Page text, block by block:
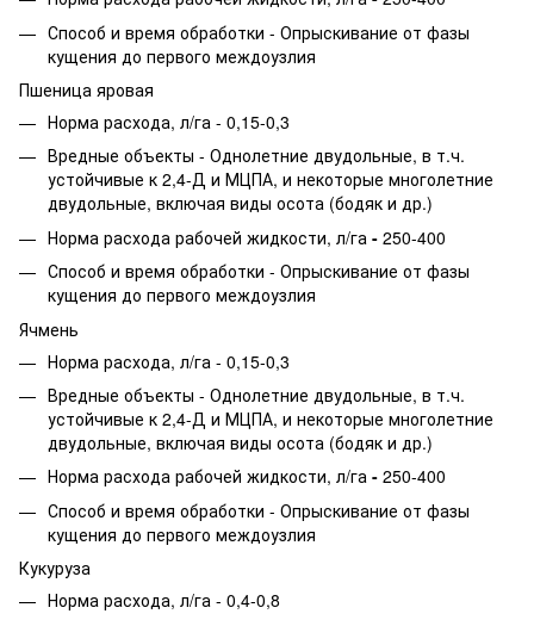
Способ и время обработки - Опрыскивание от фазы
кущения до первого междоузлия
Пшеница яровая
Норма расхода, л/га - 0,15-0,3
Вредные объекты - Однолетние двудольные, в т.ч.
устойчивые к 2,4-Д и МЦПА, и некоторые многолетние
двудольные, включая виды осота (бодяк и др.)
Норма расхода рабочей жидкости, л/га - 250-400
Способ и время обработки - Опрыскивание от фазы
кущения до первого междоузлия
Ячмень
Норма расхода, л/га - 0,15-0,3
Вредные объекты - Однолетние двудольные, в т.ч.
устойчивые к 2,4-Д и МЦПА, и некоторые многолетние
двудольные, включая виды осота (бодяк и др.)
Норма расхода рабочей жидкости, л/га - 250-400
Способ и время обработки - Опрыскивание от фазы
кущения до первого междоузлия
Кукуруза
Норма расхода, л/га - 0,4-0,8